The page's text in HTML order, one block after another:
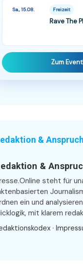
Sa., 15.08. Freizeit
Rave The
Zum
& Anspruch
&
steht für
ein und
mit klarem
·